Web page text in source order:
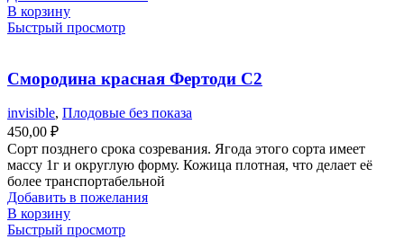
В корзину
Быстрый просмотр
Смородина красная Фертоди С2
invisible, Плодовые без показа
450,00 ₽
Сорт позднего срока созревания. Ягода этого сорта имеет
массу 1г и округлую форму. Кожица плотная, что делает её
более транспортабельной
Добавить в пожелания
В корзину
Быстрый просмотр